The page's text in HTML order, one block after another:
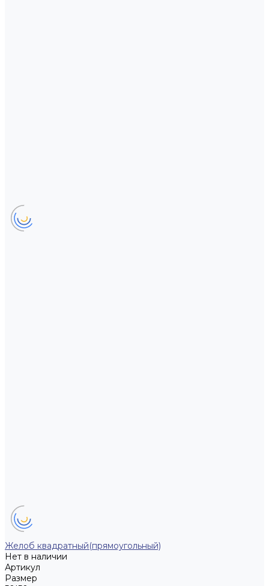
Желоб квадратный(прямоугольный)
Нет в наличии
Артикул
Размер